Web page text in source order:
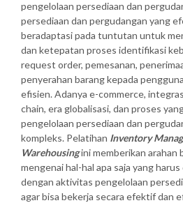
pengelolaan persediaan dan
persediaan dan pergudangan yang
beradaptasi pada tuntutan untuk
dan ketepatan proses identifikasi
request order, pemesanan,
penyerahan barang kepada
efisien. Adanya e-commerce,
chain, era globalisasi, dan proses
pengelolaan persediaan dan
kompleks. Pelatihan Inventory
Warehousingini memberikan arahan
mengenai hal-hal apa saja yang
dengan aktivitas pengelolaan
agar bisa bekerja secara efektif dan